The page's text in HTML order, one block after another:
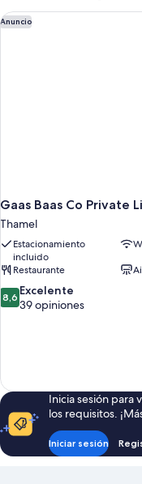
Anuncio
Gaas Baas Co Private
Thamel
Estacionamiento
incluido
Restaurante
8.6
de
8,6 Excelente
39 opiniones
Gaas Baas Co Private
Inicia sesión para
los requisitos.
Iniciar sesión